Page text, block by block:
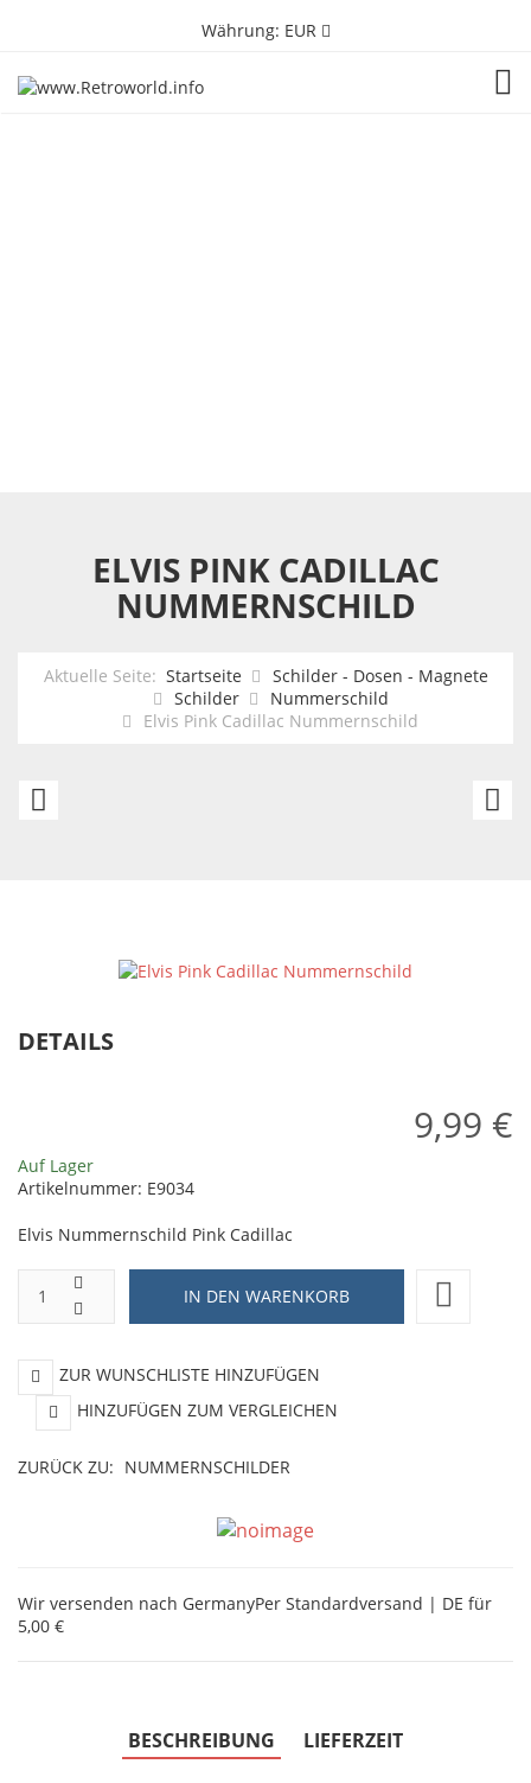
Währung: EUR
ELVIS PINK CADILLAC
NUMMERNSCHILD
Aktuelle Seite: Startseite
Schilder - Dosen - Magnete
Schilder
Nummerschild
Elvis Pink Cadillac Nummernschild
DETAILS
9,99 €
Auf Lager
Artikelnummer: E9034
Elvis Nummernschild Pink Cadillac
ZUR WUNSCHLISTE HINZUFÜGEN
HINZUFÜGEN ZUM VERGLEICHEN
ZURÜCK ZU: NUMMERNSCHILDER
Wir versenden nach GermanyPer Standardversand | DE für
5,00 €
BESCHREIBUNG LIEFERZEIT